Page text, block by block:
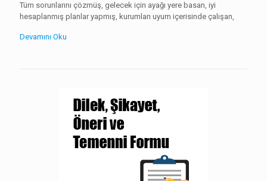
Tüm sorunlarını çözmüş, gelecek için ayağı yere basan, iyi
hesaplanmış planlar yapmış, kurumları uyum içerisinde çalışan,
Devamını Oku